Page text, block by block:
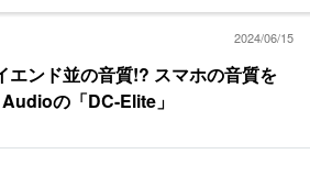
2024/06/15
エンド並の音質!? スマホの音質を
の「DC-Elite」